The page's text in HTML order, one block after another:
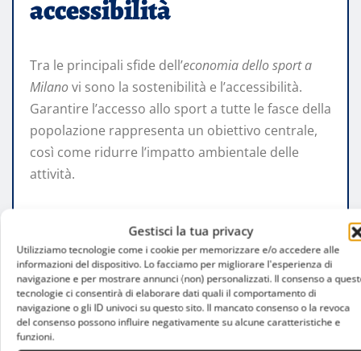
Gestisci la tua privacy
Utilizziamo tecnologie come i cookie per memorizzare e/o accedere alle
informazioni del dispositivo. Lo facciamo per migliorare l'esperienza di
navigazione e per mostrare annunci (non) personalizzati. Il consenso a
tecnologie ci consentirà di elaborare dati quali il comportamento di
navigazione o gli ID univoci su questo sito. Il mancato consenso o la revoca
del consenso possono influire negativamente su alcune caratteristiche e
funzioni.
accessibilità
Tra le principali sfide dell’economia dello sport a
Milanovi sono la sostenibilità e l’accessibilità.
Garantire l’accesso allo sport a tutte le fasce della
popolazione rappresenta un obiettivo centrale,
così come ridurre l’impatto ambientale delle
attività.
stanno cercando di rispondere a queste
esigenze, promuovendo modelli più inclusivi e
sostenibili.
Un settore in evoluzione